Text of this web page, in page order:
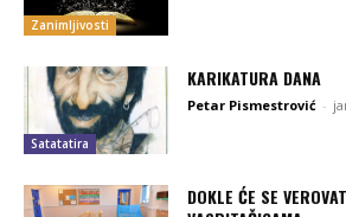
Zanimljivosti
Satatatira
KARIKATURA DANA
Petar Pismestrović -
DOKLE ĆE SE